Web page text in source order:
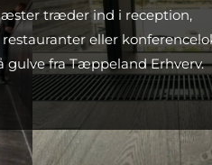
træder ind i reception,
eller
gulve fra Tæppeland Erhverv.